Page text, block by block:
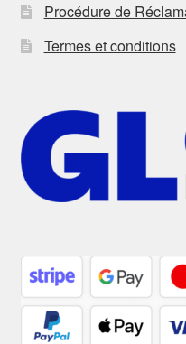
Procédure de
Termes et conditions